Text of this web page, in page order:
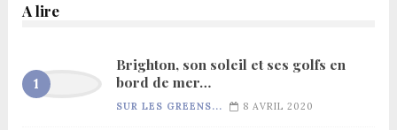
A lire
Brighton, son soleil et ses golfs en
bord de mer…
SUR LES GREENS... 8 AVRIL 2020